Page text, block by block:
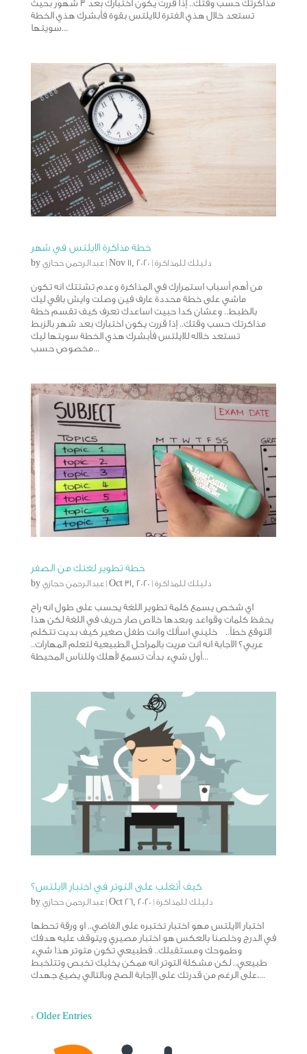
مذاكرتك حسب وقتك.. إذا قررت يكون اختبارك بعد ٣ شهور بحيث
تستعد خلال هذي الفترة للايلتس بقوة فأبشرك هذي الخطة
سويتها...
خطة مذاكرة الايلتس في شهر
by عبدالرحمن حجازي| Nov 11, 2020 | دليلك للمذاكرة
من أهم أسباب استمرارك في المذاكرة وعدم تشتتك انه تكون
ماشي على خطة محددة عارف فين وصلت وايش باقي ليك
بالظبط.. وعشان كدا حبيت اساعدك تعرف كيف تقسم خطة
مذاكرتك حسب وقتك.. إذا قررت يكون اختبارك بعد شهر بالزبط
تستعد خلاله للايلتس فأبشرك هذي الخطة سويتها ليك
مخصوص حسب...
خطة تطوير لغتك من الصفر
by عبدالرحمن حجازي| Oct 31, 2020 | دليلك للمذاكرة
اي شخص يسمع كلمة تطوير اللغة يحسب على طول انه راح
يحفظ كلمات وقواعد وبعدها خلاص صار حريف في اللغة لكن هذا
التوقع خطأ.. خليني اسألك وانت طفل صغير كيف بديت تتكلم
عربي؟ الاجابة انه انت مريت بالمراحل الطبيعية لتعلم المهارات..
أول شيء بدأت تسمع لأهلك وللناس المحيطة...
كيف أتغلب على التوتر في اختبار الايلتس؟
by عبدالرحمن حجازي| Oct 26, 2020 | دليلك للمذاكرة
اختبار الايلتس مهو اختبار تختبره على الفاضي.. او ورقة تحطها
في الدرج وخلصنا بالعكس هو اختبار مصيري ويتوقف عليه هدفك
وطموحك ومستقبلك.. فطبيعي تكون متوتر هذا شيء
طبيعي.. لكن مشكلة التوتر انه ممكن يخليك تخبص وتتلخبط
على الرغم من قدرتك على الإجابة الصح وبالتالي يضيع جهدك،...
« Older Entries